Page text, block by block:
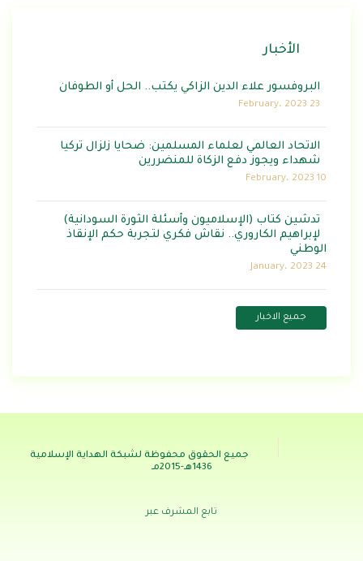
الأخبار
البروفسور علاء الدين الزاكي يكتب.. الحل أو الطوفان
23 February، 2023
الاتحاد العالمي لعلماء المسلمين: ضحايا زلزال تركيا
شهداء ويجوز دفع الزكاة للمنضررين
10 February، 2023
تدشين كتاب (الإسلاميون وأسئلة الثورة السودانية)
لإبراهيم الكاروري.. نقاش فكري لتجربة حكم الإنقاذ
الوطني
24 January، 2023
جميع الاخبار
جميع الحقوق محفوظة لشبكة الهداية الإسلامية
1436هـ-2015مـ
تابع المشرف عبر